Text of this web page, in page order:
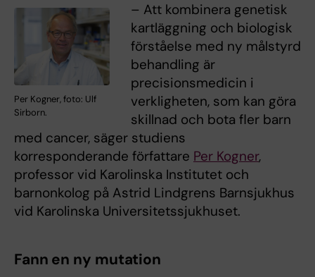
Per Kogner, foto: Ulf
Sirborn.
– Att kombinera genetisk
kartläggning och biologisk
förståelse med ny målstyrd
behandling är
precisionsmedicin i
verkligheten, som kan göra
skillnad och bota fler barn
med cancer, säger studiens
korresponderande författare Per Kogner,
professor vid Karolinska Institutet och
barnonkolog på Astrid Lindgrens Barnsjukhus
vid Karolinska Universitetssjukhuset.
Fann en ny mutation